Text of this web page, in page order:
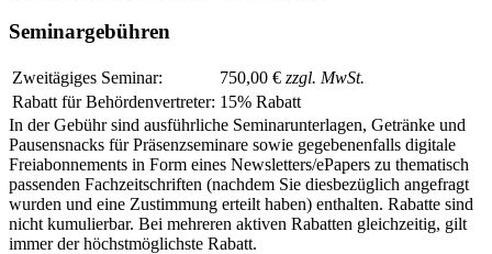
Seminargebühren
Zweitägiges Seminar: 750,00 € zzgl. MwSt.
Rabatt für Behördenvertreter: 15% Rabatt
In der Gebühr sind ausführliche Seminarunterlagen, Getränke und
Pausensnacks für Präsenzseminare sowie gegebenenfalls digitale
Freiabonnements in Form eines Newsletters/ePapers zu thematisch
passenden Fachzeitschriften (nachdem Sie diesbezüglich angefragt
wurden und eine Zustimmung erteilt haben) enthalten. Rabatte sind
nicht kumulierbar. Bei mehreren aktiven Rabatten gleichzeitig, gilt
immer der höchstmöglichste Rabatt.